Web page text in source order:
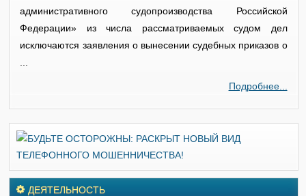
административного судопроизводства Российской
Федерации» из числа рассматриваемых судом дел
исключаются заявления о вынесении судебных приказов о
Подробнее...
ДЕЯТЕЛЬНОСТЬ